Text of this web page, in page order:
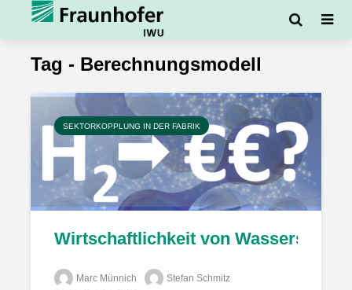
Tag - Berechnungsmodell
SEKTORKOPPLUNG IN DER FABRIK
Wirtschaftlichkeit von Wasserstoff
Marc Münnich
Stefan Schmitz